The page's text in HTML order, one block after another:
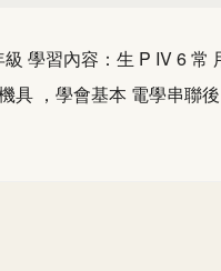
學習內容：生 P IV 6
具 ，學會基本 電學串聯